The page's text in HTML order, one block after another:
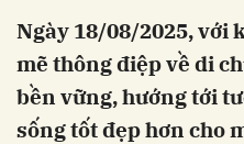
Ngày 18/08/2025, với
mẽ thông điệp về di
bền vững, hướng tới
sống tốt đẹp hơn cho